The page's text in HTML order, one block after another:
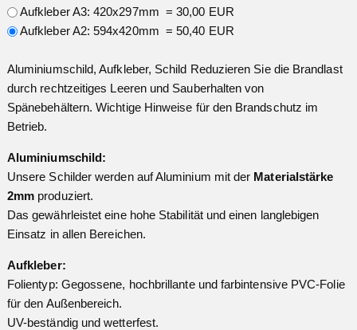
Aufkleber A3: 420x297mm = 30,00 EUR
Aufkleber A2: 594x420mm = 50,40 EUR
Aluminiumschild, Aufkleber, Schild Reduzieren Sie die Brandlast
durch rechtzeitiges Leeren und Sauberhalten von
Spänebehältern. Wichtige Hinweise für den Brandschutz im
Betrieb.
Aluminiumschild:
Unsere Schilder werden auf Aluminium mit der Materialstärke
2mm produziert.
Das gewährleistet eine hohe Stabilität und einen langlebigen
Einsatz in allen Bereichen.
Aufkleber:
Folientyp: Gegossene, hochbrillante und farbintensive PVC-Folie
für den Außenbereich.
UV-beständig und wetterfest.